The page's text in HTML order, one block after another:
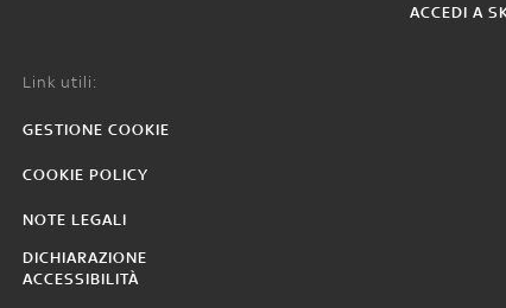
ACCEDI A
Link utili:
GESTIONE COOKIE
COOKIE POLICY
NOTE LEGALI
DICHIARAZIONE
ACCESSIBILITÀ